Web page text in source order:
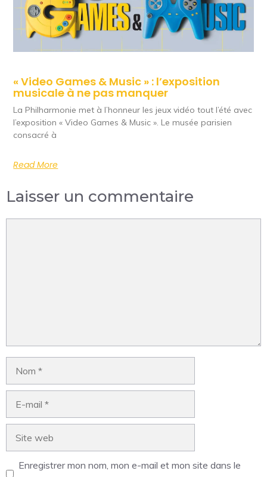
« Video Games & Music » : l’exposition
musicale à ne pas manquer
La Philharmonie met à l’honneur les jeux vidéo tout l’été avec
l’exposition « Video Games & Music ». Le musée parisien
consacré à
Read More
Laisser un commentaire
Enregistrer mon nom, mon e-mail et mon site dans le